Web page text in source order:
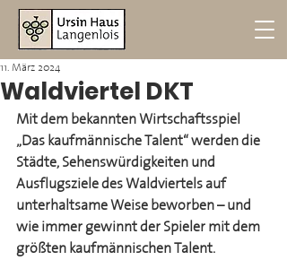
Waldviertel DKT
11. März 2024
Mit dem bekannten Wirtschaftsspiel
„Das kaufmännische Talent“ werden die
Städte, Sehenswürdigkeiten und
Ausflugsziele des Waldviertels auf
unterhaltsame Weise beworben – und
wie immer gewinnt der Spieler mit dem
größten kaufmännischen Talent.